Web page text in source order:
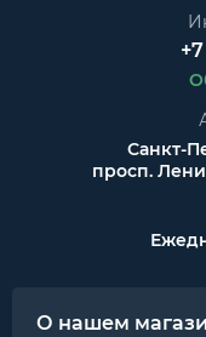
Санкт-
просп.
О нашем